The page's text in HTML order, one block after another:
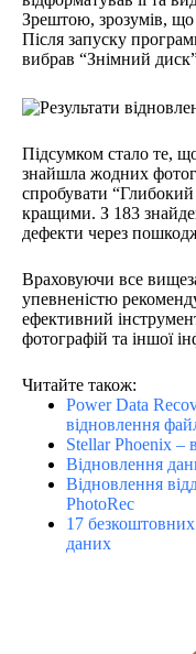
Зрештою, зрозумів, що
Після запуску
вибрав “Знімний
Підсумком стало те,
знайшла жодних
спробувати “Глибокий
кращими. З 183
дефекти через
Враховуючи все
упевненістю
ефективний
фотографій та іншої
Читайте також:
Power Data
відновлення
Stellar Phoenix –
Відновлення
Відновлення
PhotoRec
17
даних